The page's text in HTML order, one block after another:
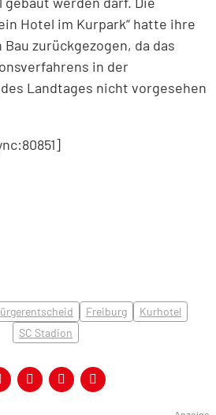
Hotel im Kurpark“ hatte ihre
zurückgezogen, da das
in der
Landtages nicht vorgesehen
Freiburg
Kurhotel
SC Stadion